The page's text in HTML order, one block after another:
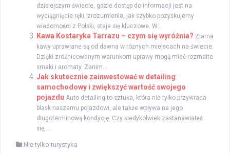
dzisiejszym świecie, gdzie dostęp do informacji jest na
wyciągnięcie ręki, zrozumienie, jak szybko pozyskujemy
wiadomości z Polski, staje się kluczowe. W...
Kawa Kostaryka Tarrazu – czym się wyróżnia? Ziarna
kawy uprawiane są od dawna w różnych miejscach na świecie.
Dzięki zróżnicowanym warunkom uprawy mogą mieć rozmaite
smaki i aromaty. Zanim...
Jak skutecznie zainwestować w detailing
samochodowy i zwiększyć wartość swojego
pojazdu Auto detailing to sztuka, która nie tylko przywraca
blask naszemu pojazdowi, ale także wpływa na jego
długoterminową kondycję. Czy kiedykolwiek zastanawiałeś
się,...
Nie tylko turystyka